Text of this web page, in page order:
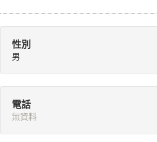
性別
男
電話
無資料